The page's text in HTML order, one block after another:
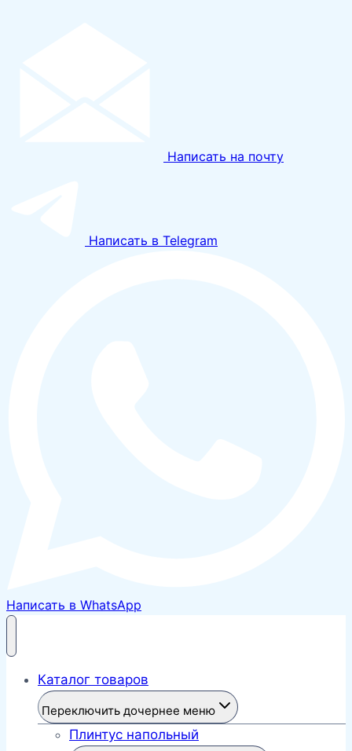
Написать на почту
Написать в Telegram
Написать в WhatsApp
Каталог товаров
Переключить дочернее меню
Плинтус напольный